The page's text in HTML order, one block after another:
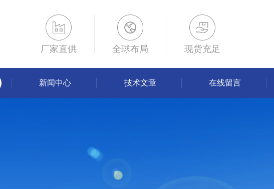
厂家直供 全球布局 现货充足
新闻中心 技术文章 在线留言